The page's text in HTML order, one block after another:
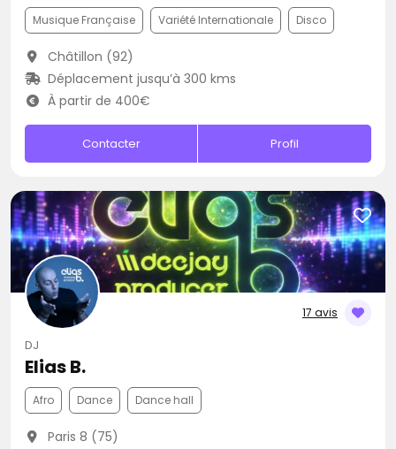
Musique Française Variété Internationale Disco
Châtillon (92)
Déplacement jusqu’à 300 kms
À partir de 400€
Contacter Profil
17 avis
DJ
Elias B.
Afro Dance Dance hall
Paris 8 (75)